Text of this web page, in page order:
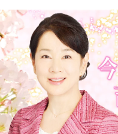
トピックス
TBS Podcast
お知らせ
イベント・グッズ
YouTube
会社情報